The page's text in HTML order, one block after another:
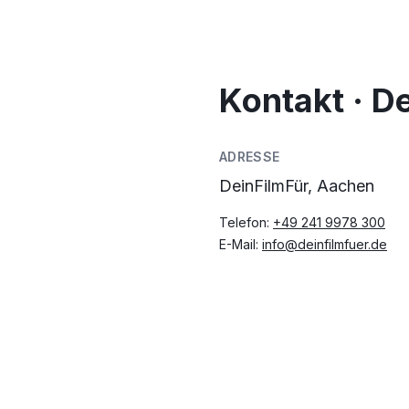
Kontakt ·
ADRESSE
DeinFilmFür, Aachen
Telefon: +49 241 9978 300
E-Mail: info@deinfilmfuer.de